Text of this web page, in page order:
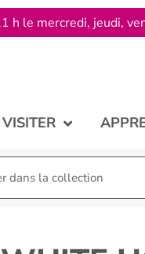
VISITER
le mercredi, jeudi,